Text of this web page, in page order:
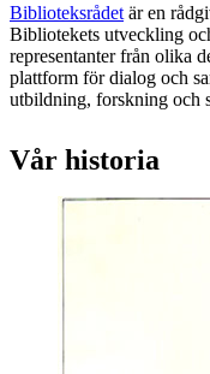
Biblioteksrådet är en
Bibliotekets utveckling
representanter från olika
plattform för dialog och
utbildning, forskning och
Vår historia